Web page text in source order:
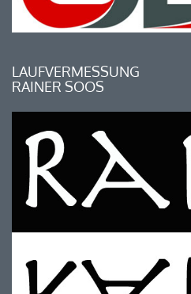
LAUFVERMESSUNG
RAINER SOOS